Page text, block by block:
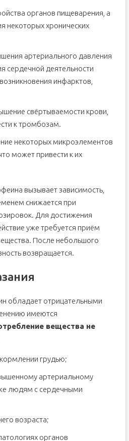
органов пищеварения, а
некоторых хронических
артериального давления
сердечной деятельности
инфарктов,
свёртываемости крови,
к тромбозам.
некоторых микроэлементов
может привести к их
вызывает зависимость,
снижается при
Для достижения
уже требуется приём
После небольшого
возвращается.
обладает отрицательными
имеются
вещества не
грудью;
артериальному
людям с сердечными
возраста;
органов